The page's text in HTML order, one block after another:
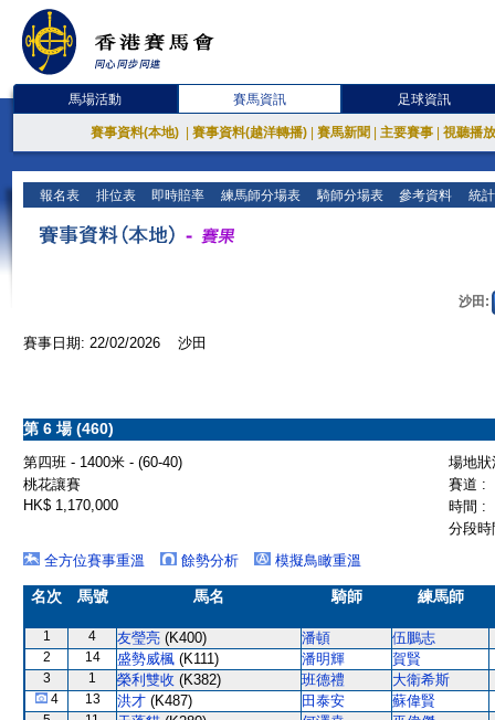
馬場活動 賽馬資訊 足球資訊
賽事資料(本地) 賽事資料(越洋轉播) 賽馬新聞 主要賽事 視聽播
報名表 排位表 即時賠率 練馬師分場表 騎師分場表 參考資料 統
沙田:
賽事日期: 22/02/2026 沙田
第 6 場 (460)
第四班 - 1400米 - (60-40)
場地
桃花讓賽
賽道 :
HK$ 1,170,000
時間 :
分段
全方位賽事重溫
餘勢分析 模擬鳥瞰重溫
名次 馬號 馬名 騎師 練馬師
1 4 友瑩亮 (K400) 潘頓 伍鵬志
2 14 盛勢威楓 (K111) 潘明輝 賀賢
3 1 榮利雙收 (K382) 班德禮 大衛希斯
4 13 洪才 (K487) 田泰安 蘇偉賢